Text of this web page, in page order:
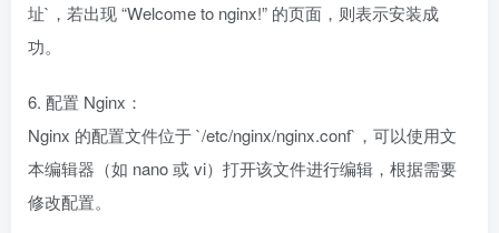
址`，若出现 “Welcome to nginx!” 的页面，则表示安装成
功。
6. 配置 Nginx：
Nginx 的配置文件位于 `/etc/nginx/nginx.conf`，可以使用文
本编辑器（如 nano 或 vi）打开该文件进行编辑，根据需要
修改配置。